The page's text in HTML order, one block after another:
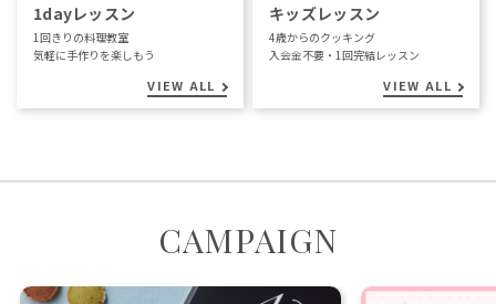
1dayレッスン
1回きりの料理教室
気軽に手作りを楽しもう
VIEW ALL
キッズレッスン
4歳からのクッキング
入会金不要・1回完結レッスン
VIEW ALL
CAMPAIGN